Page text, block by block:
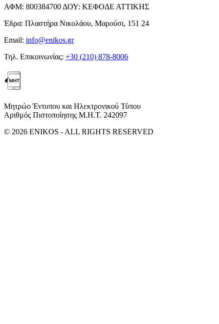
ΑΦΜ: 800384700 ΔΟΥ: ΚΕΦΟΔΕ ΑΤΤΙΚΗΣ
Έδρα: Πλαστήρα Νικολάου, Μαρούσι, 151 24
Email: info@enikos.gr
Τηλ. Επικοινωνίας: +30 (210) 878-8006
Μητρώο Έντυπου και Ηλεκτρονικού Τύπου
Αριθμός Πιστοποίησης Μ.Η.Τ. 242097
© 2026 ENIKOS - ALL RIGHTS RESERVED